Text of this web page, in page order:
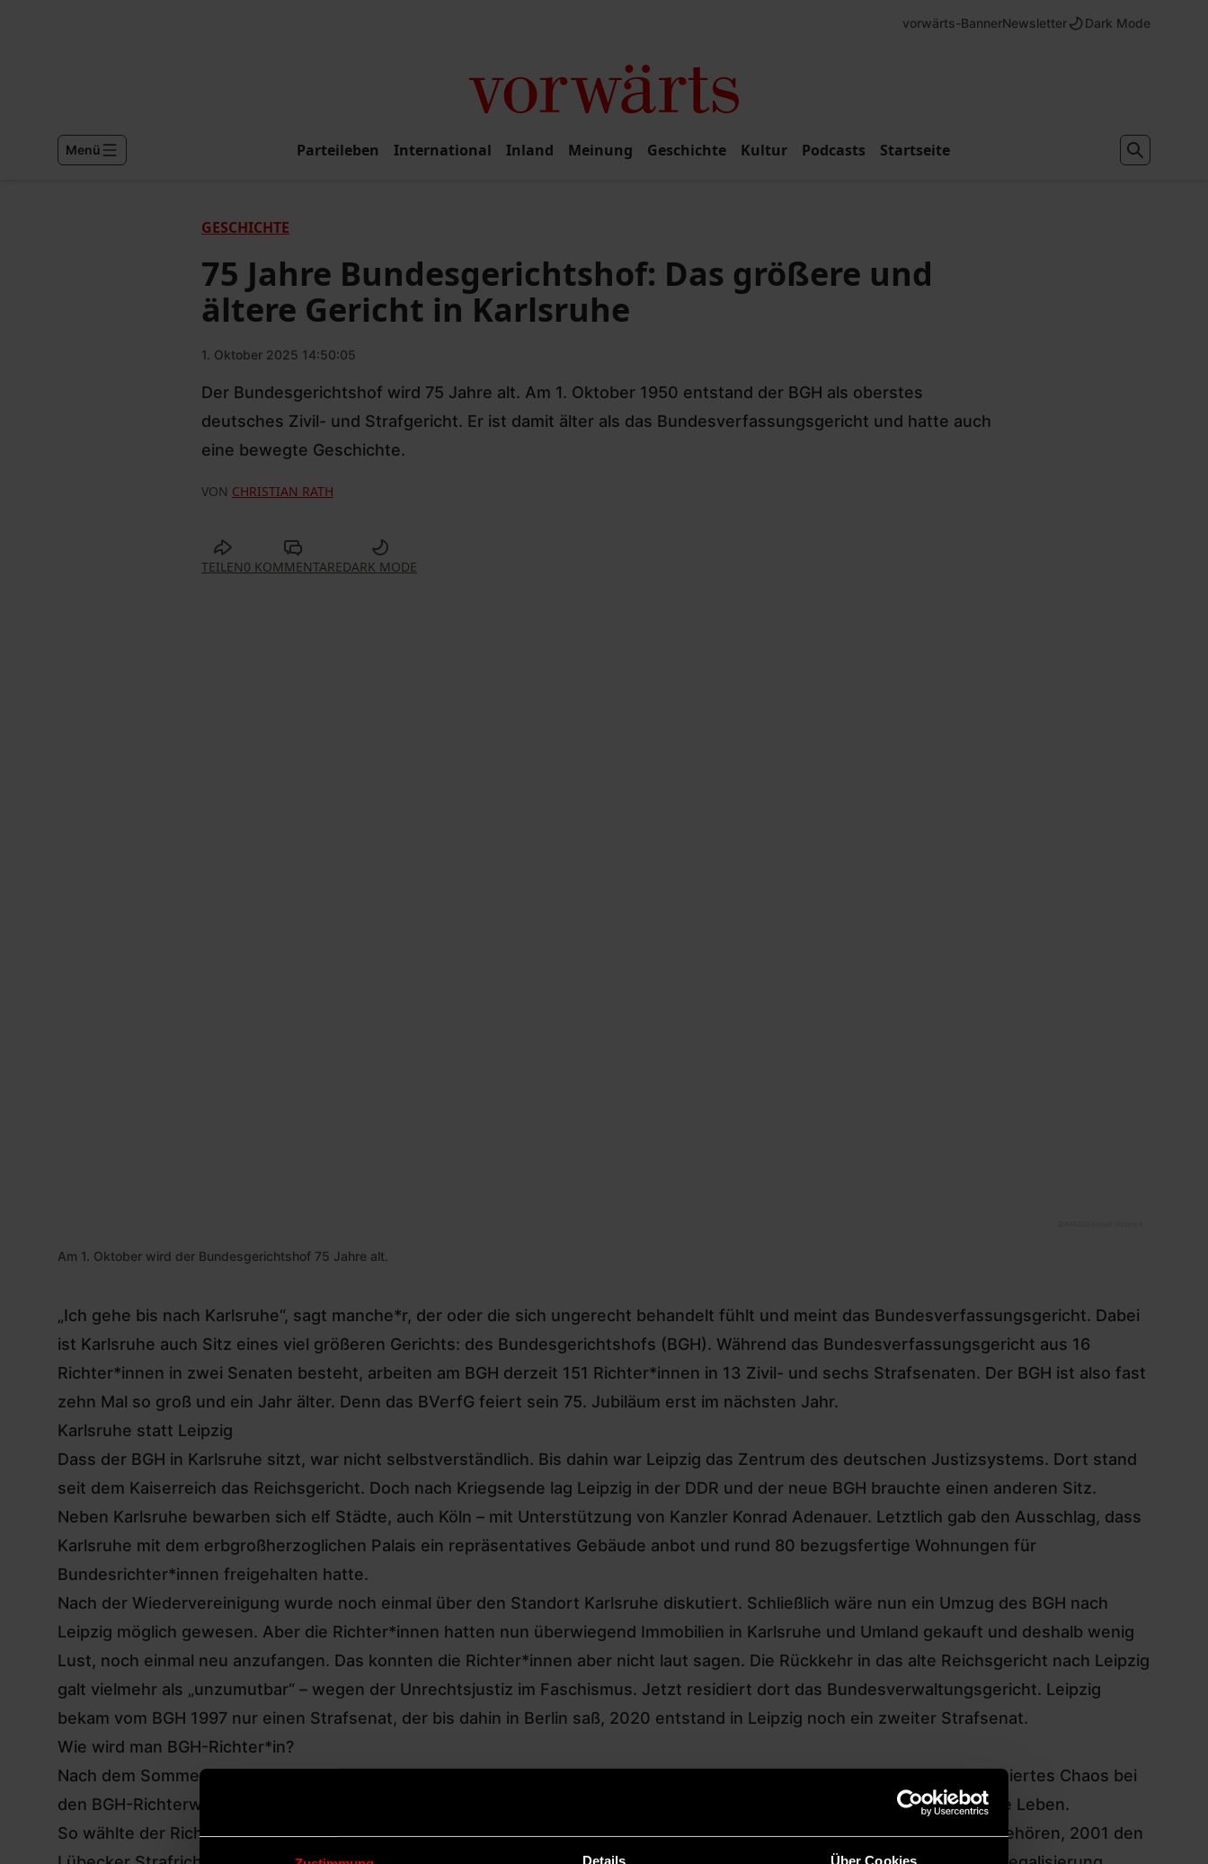
Details Über Cookies
vorwärts-BannerNewsletter Dark Mode
Menü Parteileben International Inland Meinung Geschichte Kultur Podcasts Startseite
GESCHICHTE
75 Jahre Bundesgerichtshof: Das größere und
ältere Gericht in Karlsruhe
1. Oktober 2025 14:50:05
Der Bundesgerichtshof wird 75 Jahre alt. Am 1. Oktober 1950 entstand der BGH als oberstes
deutsches Zivil- und Strafgericht. Er ist damit älter als das Bundesverfassungsgericht und hatte auch
eine bewegte Geschichte.
VON CHRISTIAN RATH
TEILEN0 KOMMENTAREDARK MODE
Am 1. Oktober wird der Bundesgerichtshof 75 Jahre alt.
„Ich gehe bis nach Karlsruhe“, sagt manche*r, der oder die sich ungerecht behandelt fühlt und meint das Bundesverfassungsgericht. Dabei
ist Karlsruhe auch Sitz eines viel größeren Gerichts: des Bundesgerichtshofs (BGH). Während das Bundesverfassungsgericht aus 16
Richter*innen in zwei Senaten besteht, arbeiten am BGH derzeit 151 Richter*innen in 13 Zivil- und sechs Strafsenaten. Der BGH ist also fast
zehn Mal so groß und ein Jahr älter. Denn das BVerfG feiert sein 75. Jubiläum erst im nächsten Jahr.
Karlsruhe statt Leipzig
Dass der BGH in Karlsruhe sitzt, war nicht selbstverständlich. Bis dahin war Leipzig das Zentrum des deutschen Justizsystems. Dort stand
seit dem Kaiserreich das Reichsgericht. Doch nach Kriegsende lag Leipzig in der DDR und der neue BGH brauchte einen anderen Sitz.
Neben Karlsruhe bewarben sich elf Städte, auch Köln – mit Unterstützung von Kanzler Konrad Adenauer. Letztlich gab den Ausschlag, dass
Karlsruhe mit dem erbgroßherzoglichen Palais ein repräsentatives Gebäude anbot und rund 80 bezugsfertige Wohnungen für
Bundesrichter*innen freigehalten hatte.
Nach der Wiedervereinigung wurde noch einmal über den Standort Karlsruhe diskutiert. Schließlich wäre nun ein Umzug des BGH nach
Leipzig möglich gewesen. Aber die Richter*innen hatten nun überwiegend Immobilien in Karlsruhe und Umland gekauft und deshalb wenig
Lust, noch einmal neu anzufangen. Das konnten die Richter*innen aber nicht laut sagen. Die Rückkehr in das alte Reichsgericht nach Leipzig
galt vielmehr als „unzumutbar“ – wegen der Unrechtsjustiz im Faschismus. Jetzt residiert dort das Bundesverwaltungsgericht. Leipzig
bekam vom BGH 1997 nur einen Strafsenat, der bis dahin in Berlin saß, 2020 entstand in Leipzig noch ein zweiter Strafsenat.
Wie wird man BGH-Richter*in?
Nach dem Sommer 2025 mit der zunächst gescheiterten BVerfG-Richterwahlentstand der Eindruck, dass esso ein politisiertes Chaos bei
den BGH-Richterwahlen nicht gibt. Aber man muss nur zwei bis drei Dekaden zurückgehen und findet schon das blühende Leben.
So wählte der Richterwahlausschuss, dem die 16 Landesjustizminister*innen und 16 Vertreter*innen des Bundestags angehören, 2001 den